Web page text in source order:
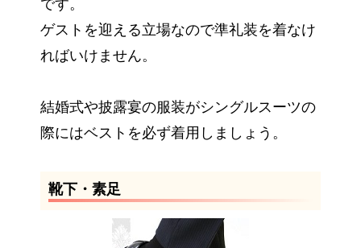
です。
ゲストを迎える立場なので準礼装を着なけ
ればいけません。
結婚式や披露宴の服装がシングルスーツの
際にはベストを必ず着用しましょう。
靴下・素足